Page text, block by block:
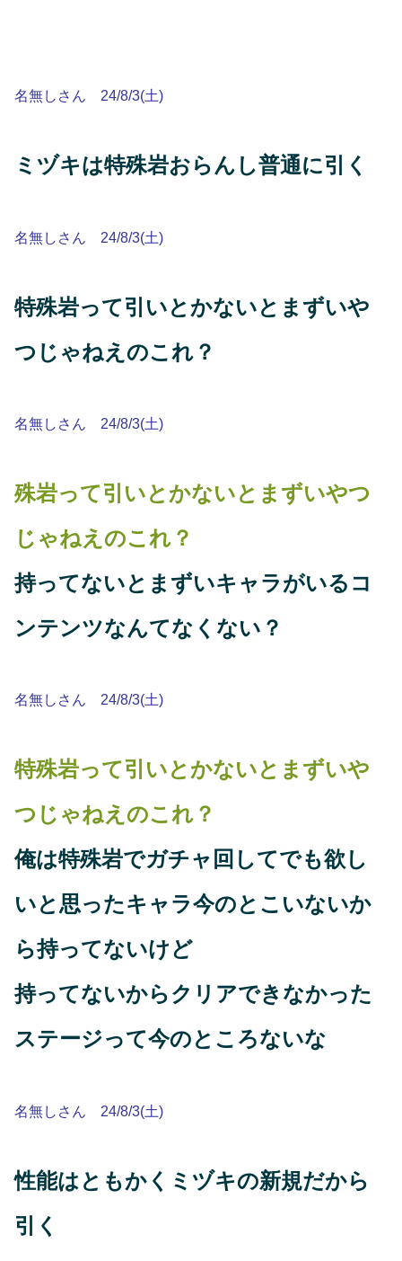
名無しさん 24/8/3(土)
ミヅキは特殊岩おらんし普通に引く
名無しさん 24/8/3(土)
特殊岩って引いとかないとまずいや
つじゃねえのこれ？
名無しさん 24/8/3(土)
殊岩って引いとかないとまずいやつ
じゃねえのこれ？
持ってないとまずいキャラがいるコ
ンテンツなんてなくない？
名無しさん 24/8/3(土)
特殊岩って引いとかないとまずいや
つじゃねえのこれ？
俺は特殊岩でガチャ回してでも欲し
いと思ったキャラ今のとこいないか
ら持ってないけど
持ってないからクリアできなかった
ステージって今のところないな
名無しさん 24/8/3(土)
性能はともかくミヅキの新規だから
引く